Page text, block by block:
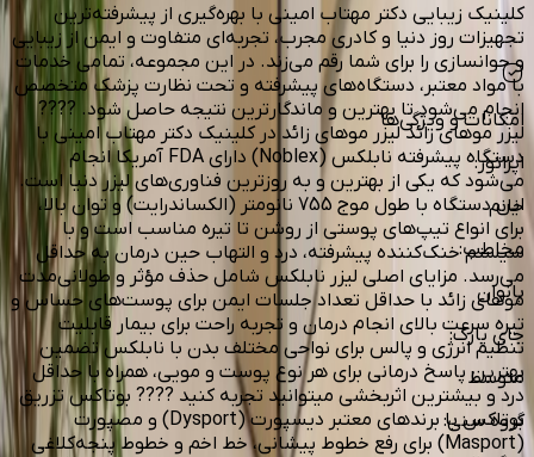
کلینیک زیبایی دکتر مهتاب امینی با بهره‌گیری از پیشرفته‌ترین
تجهیزات روز دنیا و کادری مجرب، تجربه‌ای متفاوت و ایمن از زیبایی
و جوانسازی را برای شما رقم می‌زند. در این مجموعه، تمامی خدمات
با مواد معتبر، دستگاه‌های پیشرفته و تحت نظارت پزشک متخصص
انجام می‌شود تا بهترین و ماندگارترین نتیجه حاصل شود. ????
لیزر موهای زائد لیزر موهای زائد در کلینیک دکتر مهتاب امینی با
دستگاه پیشرفته نابلکس (Noblex) دارای FDA آمریکا انجام
می‌شود که یکی از بهترین و به‌ روزترین فناوری‌های لیزر دنیا است.
این دستگاه با طول موج 755 نانومتر (الکساندرایت) و توان بالا،
برای انواع تیپ‌های پوستی از روشن تا تیره مناسب است و با
سیستم خنک‌کننده پیشرفته، درد و التهاب حین درمان به حداقل
می‌رسد. مزایای اصلی لیزر نابلکس شامل حذف مؤثر و طولانی‌مدت
موهای زائد با حداقل تعداد جلسات ایمن برای پوست‌های حساس و
تیره سرعت بالای انجام درمان و تجربه راحت برای بیمار قابلیت
تنظیم انرژی و پالس برای نواحی مختلف بدن با نابلکس تضمین
بهترین پاسخ درمانی برای هر نوع پوست و مویی، همراه با حداقل
درد و بیشترین اثربخشی میتوانید تجربه کنید ???? بوتاکس تزریق
بوتاکس با برندهای معتبر دیسپورت (Dysport) و مصپورت
(Masport) برای رفع خطوط پیشانی، خط اخم و خطوط پنجه‌کلاغی
امکانات و ویژگی‌ها
اپراتور:
خانم
مخاطب:
بانوان
جای پارک:
متوسط
گروه سنی: